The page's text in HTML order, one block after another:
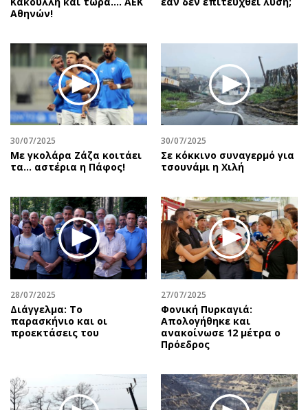
Αθηνών!
30/07/2025
Με γκολάρα Ζάζα κοιτάει
τα... αστέρια η Πάφος!
30/07/2025
Σε κόκκινο συναγερμό για
τσουνάμι η Χιλή
28/07/2025
Διάγγελμα: Το
παρασκήνιο και οι
προεκτάσεις του
27/07/2025
Φονική Πυρκαγιά:
Απολογήθηκε και
ανακοίνωσε 12 μέτρα ο
Πρόεδρος